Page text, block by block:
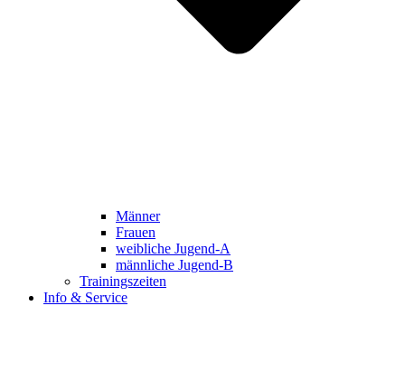
Männer
Frauen
weibliche Jugend-A
männliche Jugend-B
Trainingszeiten
Info & Service